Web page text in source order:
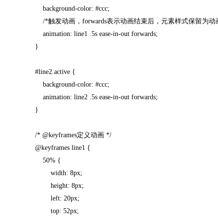
background-color: #ccc;
/*触发动画，forwards表示动画结束后，元素样式保留为
animation: line1 .5s ease-in-out forwards;
}
#line2.active {
background-color: #ccc;
animation: line2 .5s ease-in-out forwards;
}
/* @keyframes定义动画 */
@keyframes line1 {
50% {
width: 8px;
height: 8px;
left: 20px;
top: 52px;